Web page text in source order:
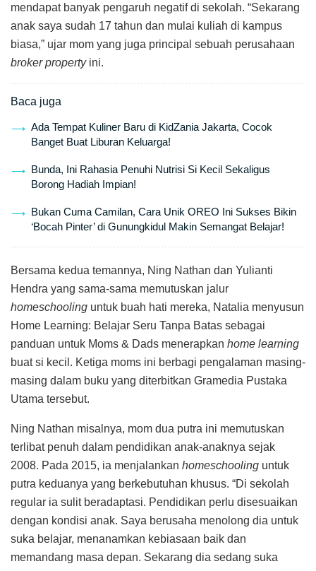
mendapat banyak pengaruh negatif di sekolah. “Sekarang
anak saya sudah 17 tahun dan mulai kuliah di kampus
biasa,” ujar mom yang juga principal sebuah perusahaan
broker propertyini.
Baca juga
Ada Tempat Kuliner Baru di KidZania Jakarta, Cocok
Banget Buat Liburan Keluarga!
Bunda, Ini Rahasia Penuhi Nutrisi Si Kecil Sekaligus
Borong Hadiah Impian!
Bukan Cuma Camilan, Cara Unik OREO Ini Sukses Bikin
‘Bocah Pinter’ di Gunungkidul Makin Semangat Belajar!
Bersama kedua temannya, Ning Nathan dan Yulianti
Hendra yang sama-sama memutuskan jalur
homeschooling untuk buah hati mereka, Natalia menyusun
Home Learning: Belajar Seru Tanpa Batas sebagai
panduan untuk Moms & Dads menerapkan home learning
buat si kecil. Ketiga moms ini berbagi pengalaman masing-
masing dalam buku yang diterbitkan Gramedia Pustaka
Utama tersebut.
Ning Nathan misalnya, mom dua putra ini memutuskan
terlibat penuh dalam pendidikan anak-anaknya sejak
2008. Pada 2015, ia menjalankan homeschooling untuk
putra keduanya yang berkebutuhan khusus. “Di sekolah
regular ia sulit beradaptasi. Pendidikan perlu disesuaikan
dengan kondisi anak. Saya berusaha menolong dia untuk
suka belajar, menanamkan kebiasaan baik dan
memandang masa depan. Sekarang dia sedang suka